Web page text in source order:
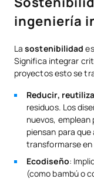
ingeniería
Lasostenibilidad
Significa integrar
proyectos esto se
Reducir,
residuos. Los
nuevos, emplean
piensan para
transformarse
Ecodiseño:
(como bambú o